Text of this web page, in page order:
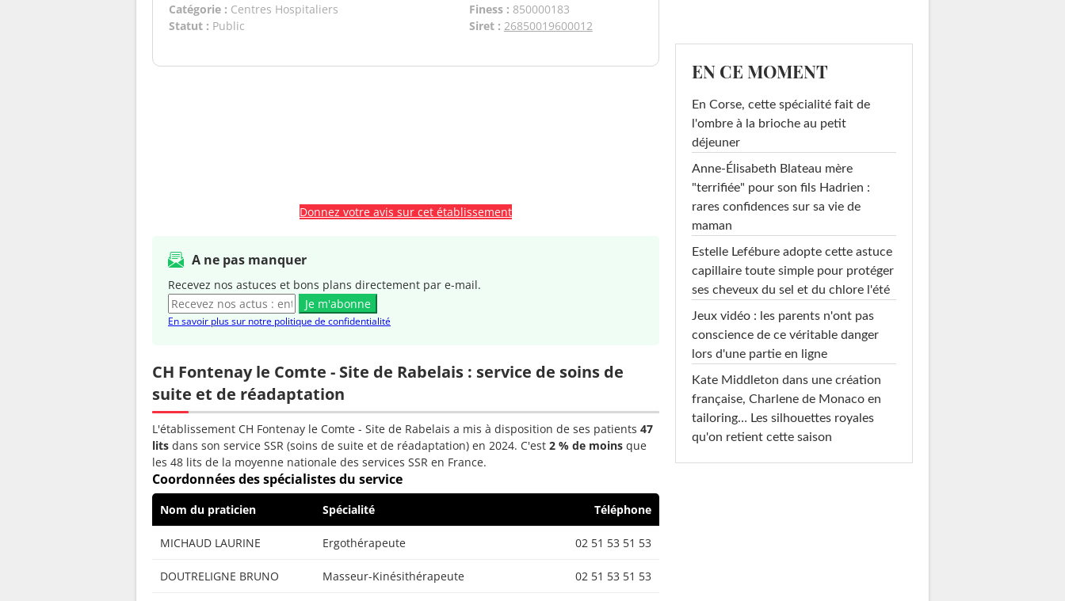
Catégorie : Centres Hospitaliers
Statut : Public
Finess : 850000183
Siret : 26850019600012
Donnez votre avis sur cet établissement
A ne pas manquer
Recevez nos astuces et bons plans directement par e-mail.
Je m'abonne
En savoir plus sur notre politique de confidentialité
CH Fontenay le Comte - Site de Rabelais : service de soins de
suite et de réadaptation
L'établissement CH Fontenay le Comte - Site de Rabelais a mis à disposition de ses patients 47
lits dans son service SSR (soins de suite et de réadaptation) en 2024. C'est 2 % de moins que
les 48 lits de la moyenne nationale des services SSR en France.
Coordonnées des spécialistes du service
Nom du praticien Spécialité Téléphone
MICHAUD LAURINE Ergothérapeute 02 51 53 51 53
DOUTRELIGNE BRUNO Masseur-Kinésithérapeute 02 51 53 51 53
EN CE MOMENT
En Corse, cette spécialité fait de
l'ombre à la brioche au petit
déjeuner
Anne-Élisabeth Blateau mère
"terrifiée" pour son fils Hadrien :
rares confidences sur sa vie de
maman
Estelle Lefébure adopte cette astuce
capillaire toute simple pour protéger
ses cheveux du sel et du chlore l'été
Jeux vidéo : les parents n'ont pas
conscience de ce véritable danger
lors d'une partie en ligne
Kate Middleton dans une création
française, Charlene de Monaco en
tailoring… Les silhouettes royales
qu'on retient cette saison